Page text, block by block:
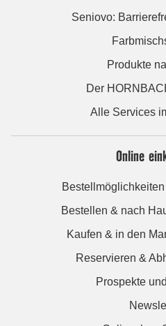
Seniovo:
Produkte
Der
Alle Services
Online
Bestellen & nach
Kaufen & in den
Reservieren &
Prospekte